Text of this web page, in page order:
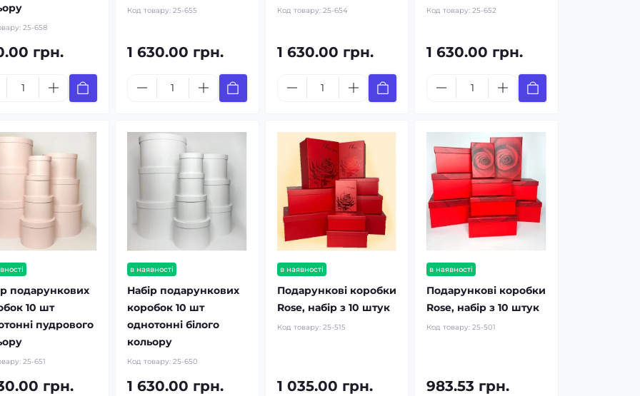
25-658
грн.
Код товару: 25-655
1 630.00 грн.
Код товару: 25-654
1 630.00 грн.
Код товару:25-652
1 630.00 грн.
подарункових
10 шт
пудрового
25-651
грн.
в наявності
Набір подарункових
коробок 10 шт
однотонні білого
кольору
Код товару: 25-650
1 630.00 грн.
в наявності
Подарункові коробки
Rose, набір з 10 штук
Код товару: 25-515
1 035.00 грн.
в наявності
Подарункові коробки
Rose, набір з 10 штук
Код товару:25-501
983.53 грн.